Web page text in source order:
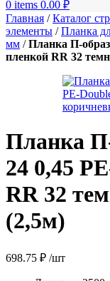
0 items 0.00 ₽
Главная /Каталог
элементы /Планка
мм /Планка П-
пленкой RR 32
Планка
24 0,45
RR 32
(2,5м)
698.75 ₽ /шт